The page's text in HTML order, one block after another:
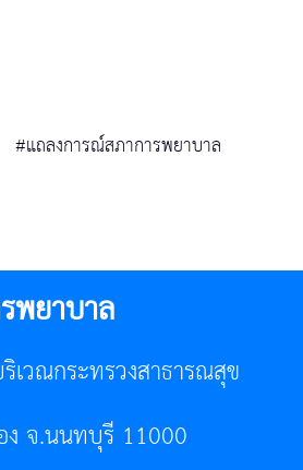
#แถลงการณ์สภาการพยาบาล
พยาบาล
เวณกระทรวงสาธารณสุข
จ.นนทบุรี 11000